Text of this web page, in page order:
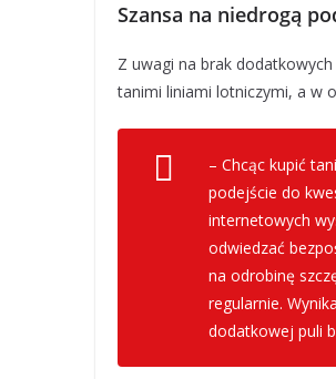
Szansa na niedrogą
Z uwagi na brak
tanimi liniami lotniczymi, a w
– Chcąc kupić
podejście do
internetowych
odwiedzać
na odrobinę
regularnie.
dodatkowej puli